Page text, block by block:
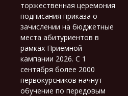
торжественная церемония
подписания приказа о
зачислении на бюджетные
места абитуриентов в
рамках Приемной
кампании 2026. С 1
сентября более 2000
первокурсников начнут
обучение по передовым